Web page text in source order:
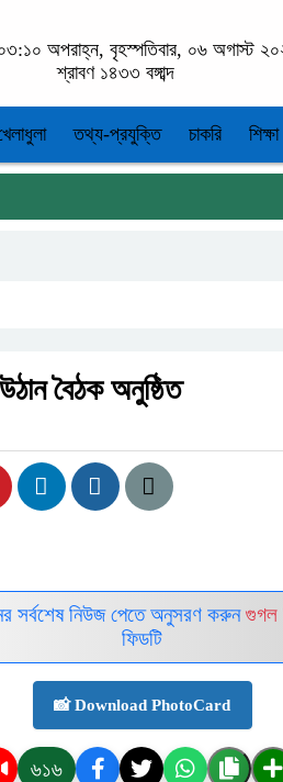
অপরাহ্ন, বৃহস্পতিবার, ০৬ অগাস্ট
শ্রাবণ ১৪৩৩ বঙ্গাব্দ
তথ্য-প্রযুক্তি চাকরি শিক্ষা
বৈঠক অনুষ্ঠিত
সর্বশেষ নিউজ পেতে অনুসরণ করুনগুগল
ফিডটি
📸 Download PhotoCard
৬১৬